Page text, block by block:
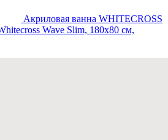
Акриловая ванна WHITECROSS
Wave Slim, 180x80 см,